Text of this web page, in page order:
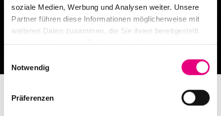
soziale Medien, Werbung und Analysen weiter. Unsere
Partner führen diese Informationen möglicherweise mit
weiteren Daten zusammen, die Sie ihnen bereitgestellt
Notwendig
Präferenzen